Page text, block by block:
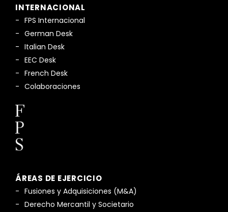
INTERNACIONAL
FPS Internacional
German Desk
Italian Desk
EEC Desk
French Desk
Colaboraciones
ÁREAS DE EJERCICIO
Fusiones y Adquisiciones (M&A)
Derecho Mercantil y Societario